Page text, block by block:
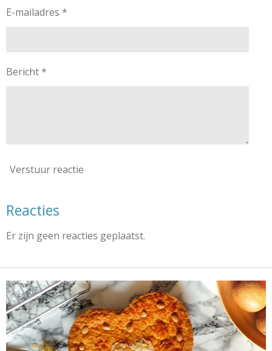
E-mailadres *
Bericht *
Verstuur reactie
Reacties
Er zijn geen reacties geplaatst.